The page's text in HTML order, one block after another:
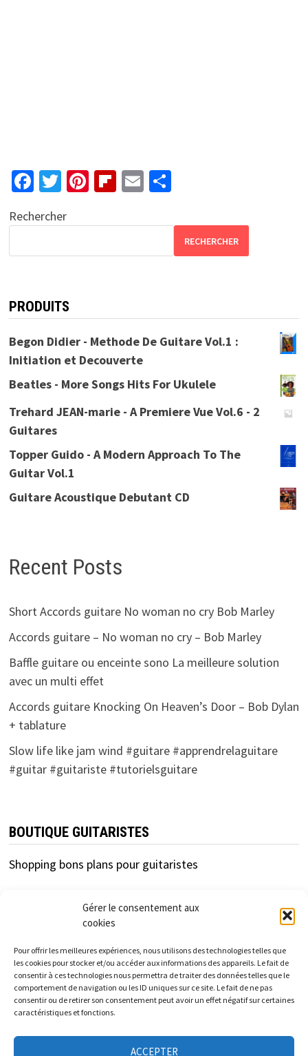
Gérer le consentement aux
cookies
Pour offrir les meilleures expériences, nous utilisons des technologies telles que
les cookies pour stocker et/ou accéder aux informations des appareils. Le fait de
consentir à ces technologies nous permettra de traiter des données telles que le
comportement de navigation ou les ID uniques sur ce site. Le fait de ne pas
consentir ou de retirer son consentement peut avoir un effet négatif sur certaines
caractéristiques et fonctions.
ACCEPTER
Fa
b
T
tt
Pi
er
Fl
b
E
ai
P
ta
ge
Rechercher
RECHERCHER
PRODUITS
Begon Didier - Methode De Guitare Vol.1 :
Initiation et Decouverte
Beatles - More Songs Hits For Ukulele
Trehard JEAN-marie - A Premiere Vue Vol.6 - 2
Guitares
Topper Guido - A Modern Approach To The
Guitar Vol.1
Guitare Acoustique Debutant CD
Recent Posts
Short Accords guitare No woman no cry Bob Marley
Accords guitare – No woman no cry – Bob Marley
Baffle guitare ou enceinte sono La meilleure solution
avec un multi effet
Accords guitare Knocking On Heaven’s Door – Bob Dylan
+ tablature
Slow life like jam wind #guitare #apprendrelaguitare
#guitar #guitariste #tutorielsguitare
BOUTIQUE GUITARISTES
Shopping bons plans pour guitaristes
cfc-distribution.com est un site d'information
indépendant des enseignes et marques présentées.
Les informations et tarifs donnés sur ce site sont à titre